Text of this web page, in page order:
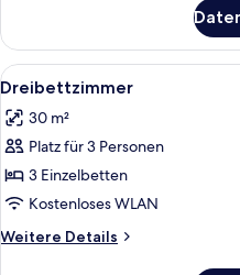
Zimmer
Alle
Fotos
für
Dreibettzimmer
anzeigen
3
Dreibettzimmer
30 m²
Platz für 3 Personen
3 Einzelbetten
Kostenloses WLAN
Weitere Details
Weitere